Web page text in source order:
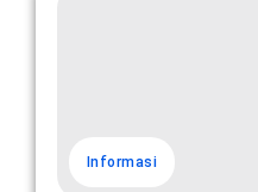
Informasi